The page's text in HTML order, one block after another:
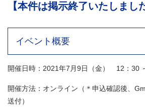
【本件は掲示終了いたしまし
イベント概要
開催日時：2021年7月9日（金） 12：30
開催方法：オンライン（＊申込確認後、
送付）